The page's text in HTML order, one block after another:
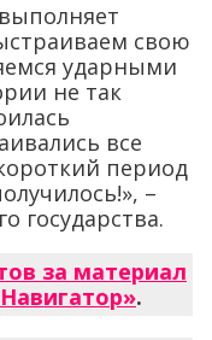
свою
ударными
не так
все
период
–
государства.
за материал
.